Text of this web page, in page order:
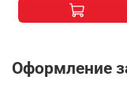
Оформление